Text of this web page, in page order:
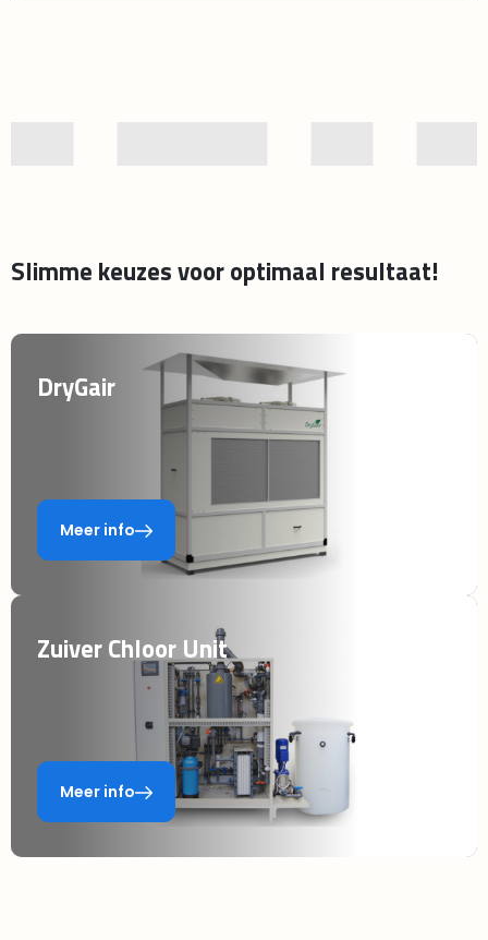
Slimme keuzes voor optimaal resultaat!
DryGair
Meer info
Zuiver Chloor Unit
Meer info